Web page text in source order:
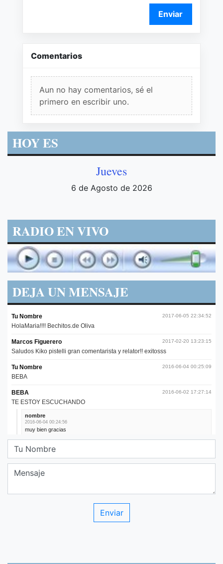
Enviar
Comentarios
Aun no hay comentarios, sé el
primero en escribir uno.
HOY ES
Jueves
6 de Agosto de 2026
RADIO EN VIVO
DEJA UN MENSAJE